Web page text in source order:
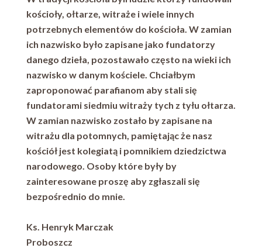
kościoły, ołtarze, witraże i wiele innych
potrzebnych elementów do kościoła. W zamian
ich nazwisko było zapisane jako fundatorzy
danego dzieła, pozostawało często na wieki ich
nazwisko w danym kościele. Chciałbym
zaproponować parafianom aby stali się
fundatorami siedmiu witraży tych z tyłu ołtarza.
W zamian nazwisko zostało by zapisane na
witrażu dla potomnych, pamiętając że nasz
kościół jest kolegiatą i pomnikiem dziedzictwa
narodowego. Osoby które były by
zainteresowane proszę aby zgłaszali się
bezpośrednio do mnie.
Ks. Henryk Marczak
Proboszcz